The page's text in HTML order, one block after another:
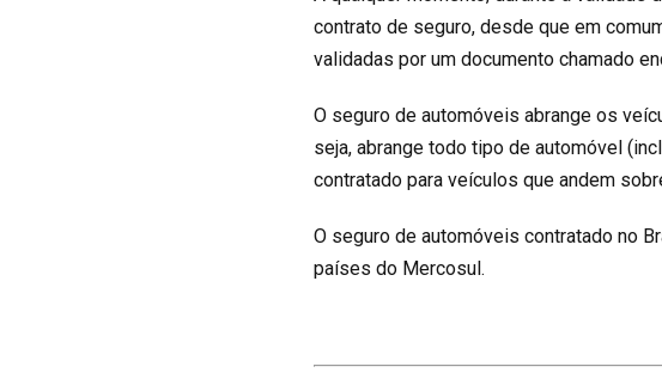
contrato de seguro, desde que em
validadas por um documento chamado
O seguro de automóveis abrange os
seja, abrange todo tipo de automóvel
contratado para veículos que andem
O seguro de automóveis contratado no
países do Mercosul.